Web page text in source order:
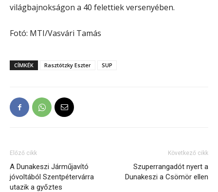
világbajnokságon a 40 felettiek versenyében.
Fotó: MTI/Vasvári Tamás
CÍMKÉK Rasztótzky Eszter SUP
Előző cikk
A Dunakeszi Járműjavító
jóvoltából Szentpétervárra
utazik a győztes
Következő cikk
Szuperrangadót nyert a
Dunakeszi a Csömör ellen